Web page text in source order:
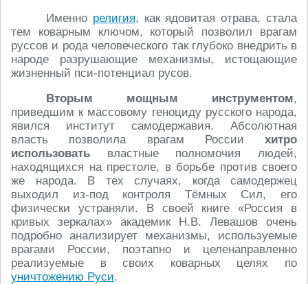
Именно религия, как ядовитая отрава, стала
тем коварным ключом, который позволил врагам
руссов и рода человеческого так глубоко внедрить в
народе разрушающие механизмы, истощающие
жизненный пси-потенциал русов.
Вторым мощным инструментом,
приведшим к массовому геноциду русского народа,
явился институт самодержавия. Абсолютная
власть позволила врагам России хитро
использовать властные полномочия людей,
находящихся на престоле, в борьбе против своего
же народа. В тех случаях, когда самодержец
выходил из-под контроля Тёмных Сил, его
физически устраняли. В своей книге «Россия в
кривых зеркалах» академик Н.В. Левашов очень
подробно анализирует механизмы, используемые
врагами России, поэтапно и целенаправленно
реализуемые в своих коварных целях по
уничтожению Руси.